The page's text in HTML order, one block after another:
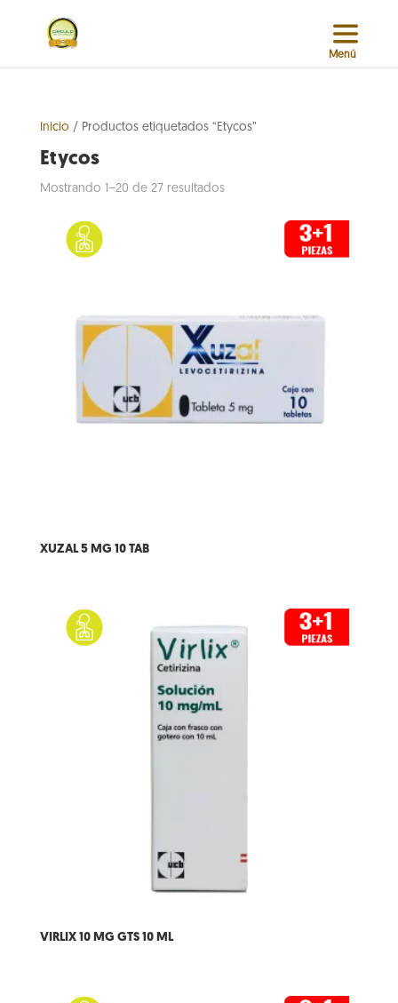
Inicio / Productos etiquetados “Etycos”
Etycos
Mostrando 1–20 de 27 resultadosSorted
XUZAL 5 MG 10 TAB
VIRLIX 10 MG GTS 10 ML